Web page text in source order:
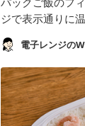
ジで表示通りに温
電子レンジの